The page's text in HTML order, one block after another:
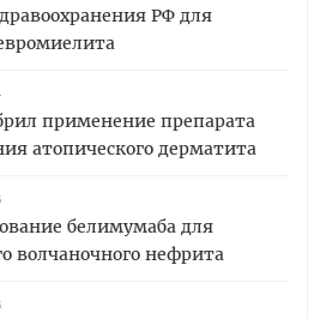
РФ для
применение препарата
атопического дерматита
белимумаба для
волчаночного нефрита